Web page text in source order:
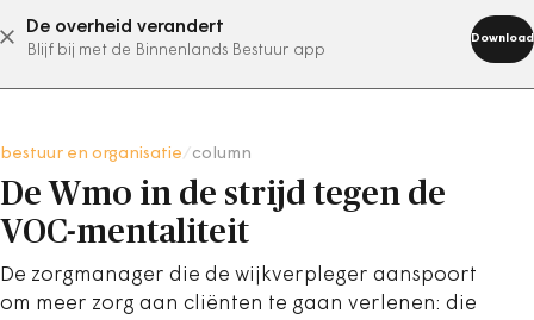
De overheid verandert
Blijf bij met de Binnenlands Bestuur app
Download
abonneer nu
bestuur en organisatie column
De Wmo in de strijd tegen de
VOC-mentaliteit
De zorgmanager die de wijkverpleger aanspoort
om meer zorg aan cliënten te gaan verlenen: die